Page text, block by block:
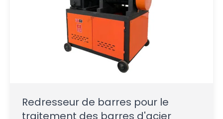
Redresseur de barres pour le
traitement des barres d'acier